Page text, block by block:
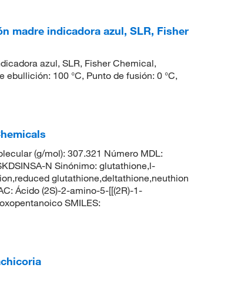
madre indicadora azul, SLR, Fisher
azul, SLR, Fisher Chemical,
100 °C, Punto de fusión: 0 °C,
(g/mol): 307.321 Número MDL:
N Sinónimo: glutathione,l-
glutathione,deltathione,neuthion
Ácido (2S)-2-amino-5-[[(2R)-1-
SMILES: